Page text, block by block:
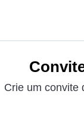
Crie um convite